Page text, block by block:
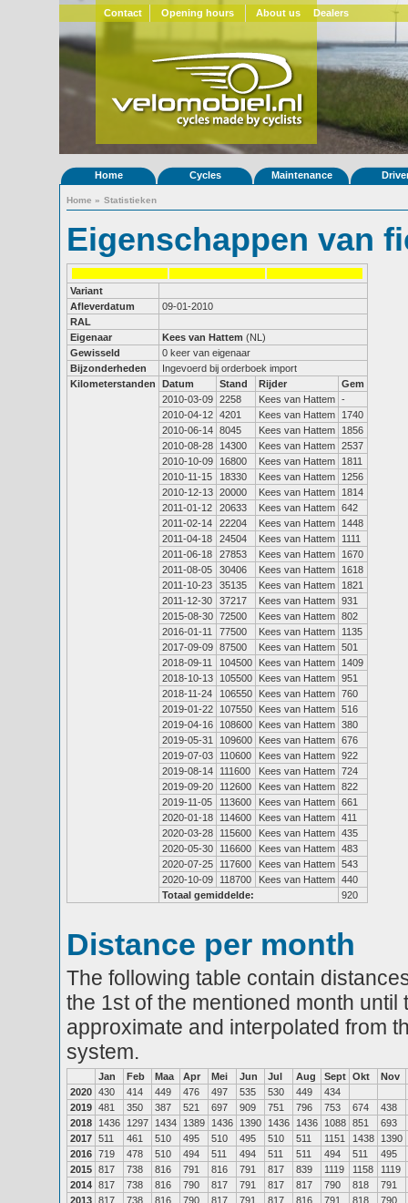
Contact Opening hours About us Dealers
Home Cycles Maintenance
Home » Statistieken
Eigenschappen van
Variant
Afleverdatum
09-01-2010
RAL
Eigenaar
Kees van Hattem (NL)
Gewisseld
0 keer van eigenaar
Bijzonderheden
Ingevoerd bij orderboek import
Kilometerstanden
Datum Stand Rijder
Gem
2010-03-09 2258 Kees van Hattem -
2010-04-12 4201 Kees van Hattem
1740
2010-06-14 8045 Kees van Hattem
1856
2010-08-28
14300 Kees van Hattem 2537
2010-10-09
16800 Kees van Hattem
1811
2010-11-15
18330 Kees van Hattem
1256
2010-12-13 20000 Kees van Hattem
1814
2011-01-12
20633 Kees van Hattem 642
2011-02-14
22204 Kees van Hattem
1448
2011-04-18
24504 Kees van Hattem
1111
2011-06-18
27853 Kees van Hattem
1670
2011-08-05
30406 Kees van Hattem
1618
2011-10-23
35135 Kees van Hattem
1821
2011-12-30
37217 Kees van Hattem 931
2015-08-30 72500 Kees van Hattem 802
2016-01-11
77500 Kees van Hattem
1135
2017-09-09 87500 Kees van Hattem 501
2018-09-11
104500 Kees van Hattem
1409
2018-10-13
105500 Kees van Hattem 951
2018-11-24
106550 Kees van Hattem 760
2019-01-22
107550 Kees van Hattem 516
2019-04-16
108600 Kees van Hattem 380
2019-05-31
109600 Kees van Hattem 676
2019-07-03
110600 Kees van Hattem 922
2019-08-14
111600 Kees van Hattem 724
2019-09-20
112600 Kees van Hattem 822
2019-11-05
113600 Kees van Hattem 661
2020-01-18
114600 Kees van Hattem 411
2020-03-28
115600 Kees van Hattem 435
2020-05-30
116600 Kees van Hattem 483
2020-07-25
117600 Kees van Hattem 543
2020-10-09
118700 Kees van Hattem 440
Totaal gemiddelde:
920
Distance per month
The following table contain
the 1st of the mentioned month
approximate and interpolated from
system.
Jan Feb Maa Apr Mei Jun Jul Aug Sept Okt
Nov
2020 430 414 449 476 497 535 530 449
434
2019 481 350 387 521 697 909 751 796 753 674
438
2018
1436 1297 1434 1389 1436 1390 1436 1436 1088 851
693
2017 511 461 510 495 510 495 510 511 1151 1438
1390
2016 719 478 510 494 511 494 511 511 494 511
495
2015 817 738 816 791 816 791 817 839 1119 1158
1119
2014 817 738 816 790 817 791 817 817 790 818
791
2013 817 738 816 790 817 791 817 816 791 818
790